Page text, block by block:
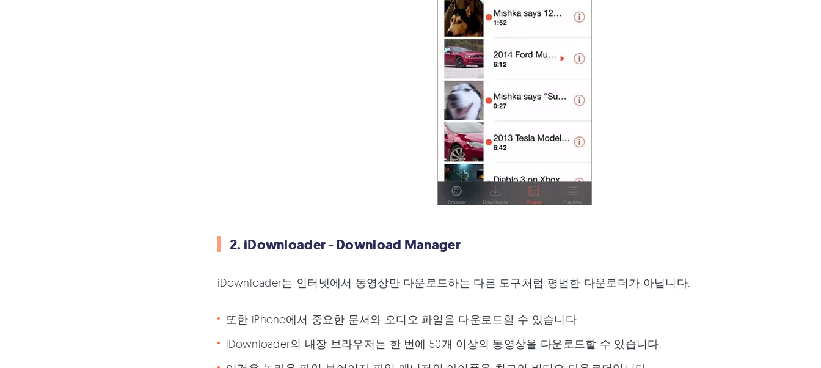
2. iDownloader - Download Manager
iDownloader는 인터넷에서 동영상만 다운로드하는 다른 도구처럼 평범한 다운로더가 아닙니다.
또한 iPhone에서 중요한 문서와 오디오 파일을 다운로드할 수 있습니다.
iDownloader의 내장 브라우저는 한 번에 50개 이상의 동영상을 다운로드할 수 있습니다.